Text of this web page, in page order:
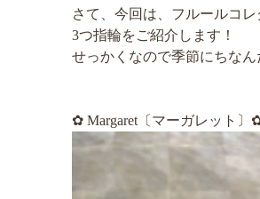
さて、今回は、フルールコ
3つ指輪をご紹介します！
せっかくなので季節にちな
✿ Margaret〔マーガレット〕